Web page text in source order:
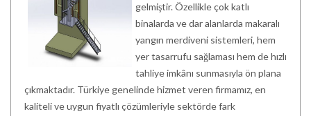
gelmiştir. Özellikle çok katlı
binalarda ve dar alanlarda makaralı
yangın merdiveni sistemleri, hem
yer tasarrufu sağlaması hem de hızlı
tahliye imkânı sunmasıyla ön plana
çıkmaktadır. Türkiye genelinde hizmet veren firmamız, en
kaliteli ve uygun fiyatlı çözümleriyle sektörde fark